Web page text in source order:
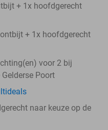
+ 1x hoofdgerecht
+ 1x hoofdgerecht
voor 2 bij
Poort
naar keuze op de